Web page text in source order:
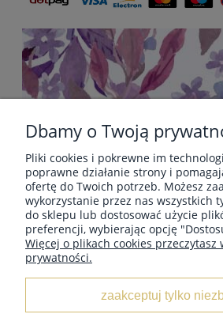
POMOC
PŁATNOŚCI I
INFORMACJE
Dbamy o Twoją
Pliki cookies i pokrewne im
poprawne działanie strony i
ofertę do Twoich potrzeb. Możesz
wykorzystanie przez nas wszystkich
do sklepu lub dostosować użycie
preferencji, wybierając opcję
Więcej o plikach cookies przeczytasz
prywatności.
zaakceptuj tylko